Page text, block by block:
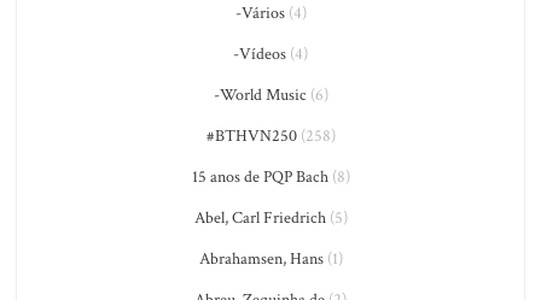
-Vários(4)
-Vídeos (4)
-World Music (6)
#BTHVN250(258)
15 anos de PQP Bach(8)
Abel, Carl Friedrich(5)
Abrahamsen, Hans(1)